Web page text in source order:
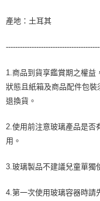
產地：土耳其
1.商品到貨享鑑賞期之權益
狀態且紙箱及商品配件包
退換貨。
2.使用前注意玻璃產品是否
用。
3.玻璃製品不建議兒童單獨
4.第一次使用玻璃容器時請